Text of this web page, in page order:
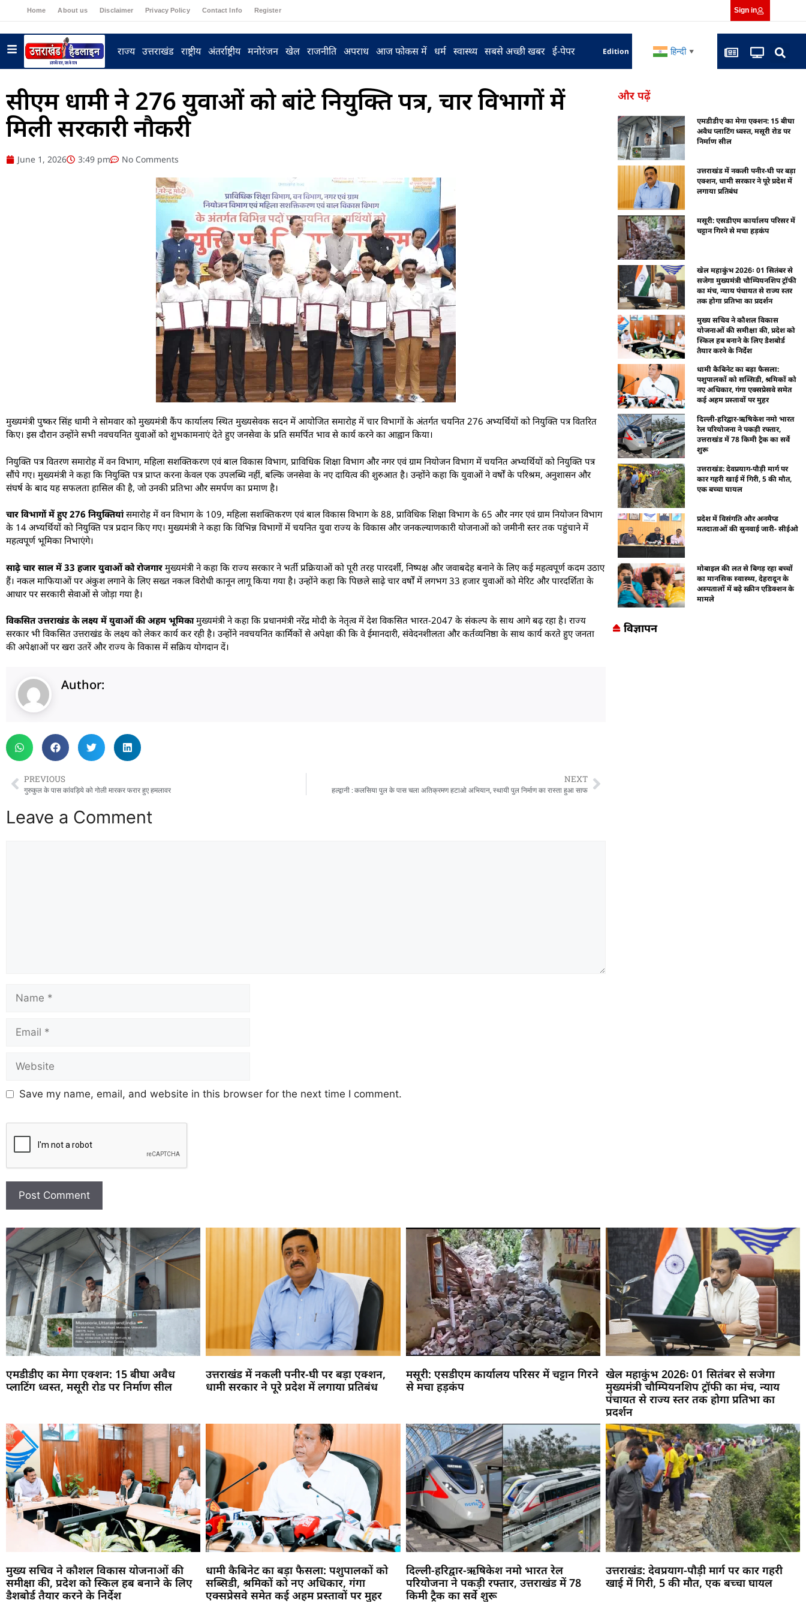
Home About us Disclaimer Privacy Policy Contact Info Register Sign in
राज्य उत्तराखंड राष्ट्रीय अंतर्राष्ट्रीय मनोरंजन खेल राजनीति अपराध आज फोकस में धर्म स्वास्थ्य सबसे अच्छी खबर ई-पेपर Edition हिन्दी ▼
सीएम धामी ने 276 युवाओं को बांटे नियुक्ति पत्र, चार विभागों में
मिली सरकारी नौकरी
June 1, 2026 3:49 pm No Comments
मुख्यमंत्री पुष्कर सिंह धामी ने सोमवार को मुख्यमंत्री कैंप कार्यालय स्थित मुख्यसेवक सदन में आयोजित समारोह में चार विभागों के अंतर्गत चयनित 276 अभ्यर्थियों को नियुक्ति पत्र वितरित
किए। इस दौरान उन्होंने सभी नवचयनित युवाओं को शुभकामनाएं देते हुए जनसेवा के प्रति समर्पित भाव से कार्य करने का आह्वान किया।
नियुक्ति पत्र वितरण समारोह में वन विभाग, महिला सशक्तिकरण एवं बाल विकास विभाग, प्राविधिक शिक्षा विभाग और नगर एवं ग्राम नियोजन विभाग में चयनित अभ्यर्थियों को नियुक्ति पत्र
सौंपे गए। मुख्यमंत्री ने कहा कि नियुक्ति पत्र प्राप्त करना केवल एक उपलब्धि नहीं, बल्कि जनसेवा के नए दायित्व की शुरुआत है। उन्होंने कहा कि युवाओं ने वर्षों के परिश्रम, अनुशासन और
संघर्ष के बाद यह सफलता हासिल की है, जो उनकी प्रतिभा और समर्पण का प्रमाण है।
चार विभागों में हुए 276 नियुक्तियांसमारोह में वन विभाग के 109, महिला सशक्तिकरण एवं बाल विकास विभाग के 88, प्राविधिक शिक्षा विभाग के 65 और नगर एवं ग्राम नियोजन विभाग
के 14 अभ्यर्थियों को नियुक्ति पत्र प्रदान किए गए। मुख्यमंत्री ने कहा कि विभिन्न विभागों में चयनित युवा राज्य के विकास और जनकल्याणकारी योजनाओं को जमीनी स्तर तक पहुंचाने में
महत्वपूर्ण भूमिका निभाएंगे।
साढ़े चार साल में 33 हजार युवाओं को रोजगार मुख्यमंत्री ने कहा कि राज्य सरकार ने भर्ती प्रक्रियाओं को पूरी तरह पारदर्शी, निष्पक्ष और जवाबदेह बनाने के लिए कई महत्वपूर्ण कदम उठाए
हैं। नकल माफियाओं पर अंकुश लगाने के लिए सख्त नकल विरोधी कानून लागू किया गया है। उन्होंने कहा कि पिछले साढ़े चार वर्षों में लगभग 33 हजार युवाओं को मेरिट और पारदर्शिता के
आधार पर सरकारी सेवाओं से जोड़ा गया है।
विकसित उत्तराखंड के लक्ष्य में युवाओं की अहम भूमिकामुख्यमंत्री ने कहा कि प्रधानमंत्री नरेंद्र मोदी के नेतृत्व में देश विकसित भारत-2047 के संकल्प के साथ आगे बढ़ रहा है। राज्य
सरकार भी विकसित उत्तराखंड के लक्ष्य को लेकर कार्य कर रही है। उन्होंने नवचयनित कार्मिकों से अपेक्षा की कि वे ईमानदारी, संवेदनशीलता और कर्तव्यनिष्ठा के साथ कार्य करते हुए जनता
की अपेक्षाओं पर खरा उतरें और राज्य के विकास में सक्रिय योगदान दें।
Author:
PREVIOUS
गुरुकुल के पास कांवड़िये को गोली मारकर फरार हुए हमलावर
NEXT
हल्द्वानी : कलसिया पुल के पास चला अतिक्रमण हटाओ अभियान, स्थायी पुल निर्माण का रास्ता हुआ साफ
Leave a Comment
Save my name, email, and website in this browser for the next time I comment.
और पढ़ें
एमडीडीए का मेगा एक्शन: 15 बीघा
अवैध प्लाटिंग ध्वस्त, मसूरी रोड पर
निर्माण सील
उत्तराखंड में नकली पनीर-घी पर बड़ा
एक्शन, धामी सरकार ने पूरे प्रदेश में
लगाया प्रतिबंध
मसूरी: एसडीएम कार्यालय परिसर में
चट्टान गिरने से मचा हड़कंप
खेल महाकुंभ 2026ः 01 सितंबर से
सजेगा मुख्यमंत्री चौम्पियनशिप ट्रॉफी
का मंच, न्याय पंचायत से राज्य स्तर
तक होगा प्रतिभा का प्रदर्शन
मुख्य सचिव ने कौशल विकास
योजनाओं की समीक्षा की, प्रदेश को
स्किल हब बनाने के लिए डैशबोर्ड
तैयार करने के निर्देश
धामी कैबिनेट का बड़ा फैसला:
पशुपालकों को सब्सिडी, श्रमिकों को
नए अधिकार, गंगा एक्सप्रेसवे समेत
कई अहम प्रस्तावों पर मुहर
दिल्ली-हरिद्वार-ऋषिकेश नमो भारत
रेल परियोजना ने पकड़ी रफ्तार,
उत्तराखंड में 78 किमी ट्रैक का सर्वे
शुरू
उत्तराखंड: देवप्रयाग-पौड़ी मार्ग पर
कार गहरी खाई में गिरी, 5 की मौत,
एक बच्चा घायल
प्रदेश में विसंगति और अनमैप्ड
मतदाताओं की सुनवाई जारी- सीईओ
मोबाइल की लत से बिगड़ रहा बच्चों
का मानसिक स्वास्थ्य, देहरादून के
अस्पतालों में बढ़े स्क्रीन एडिक्शन के
मामले
विज्ञापन
एमडीडीए का मेगा एक्शन: 15 बीघा अवैध
प्लाटिंग ध्वस्त, मसूरी रोड पर निर्माण सील
उत्तराखंड में नकली पनीर-घी पर बड़ा एक्शन,
धामी सरकार ने पूरे प्रदेश में लगाया प्रतिबंध
मसूरी: एसडीएम कार्यालय परिसर में चट्टान गिरने
से मचा हड़कंप
खेल महाकुंभ 2026ः 01 सितंबर से सजेगा
मुख्यमंत्री चौम्पियनशिप ट्रॉफी का मंच, न्याय
पंचायत से राज्य स्तर तक होगा प्रतिभा का
प्रदर्शन
मुख्य सचिव ने कौशल विकास योजनाओं की
समीक्षा की, प्रदेश को स्किल हब बनाने के लिए
डैशबोर्ड तैयार करने के निर्देश
धामी कैबिनेट का बड़ा फैसला: पशुपालकों को
सब्सिडी, श्रमिकों को नए अधिकार, गंगा
एक्सप्रेसवे समेत कई अहम प्रस्तावों पर मुहर
दिल्ली-हरिद्वार-ऋषिकेश नमो भारत रेल
परियोजना ने पकड़ी रफ्तार, उत्तराखंड में 78
किमी ट्रैक का सर्वे शुरू
उत्तराखंड: देवप्रयाग-पौड़ी मार्ग पर कार गहरी
खाई में गिरी, 5 की मौत, एक बच्चा घायल